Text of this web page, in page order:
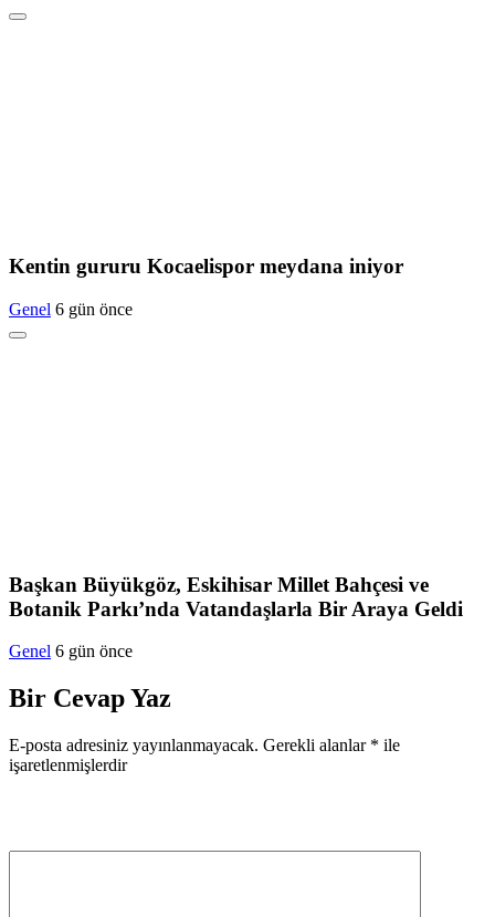
Kentin gururu Kocaelispor meydana iniyor
Genel 6 gün önce
Başkan Büyükgöz, Eskihisar Millet Bahçesi ve
Botanik Parkı’nda Vatandaşlarla Bir Araya Geldi
Genel 6 gün önce
Bir Cevap Yaz
E-posta adresiniz yayınlanmayacak. Gerekli alanlar * ile
işaretlenmişlerdir